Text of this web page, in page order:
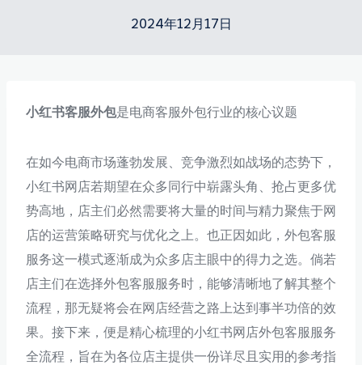
2024年12月17日
小红书客服外包是电商客服外包行业的核心议题
在如今电商市场蓬勃发展、竞争激烈如战场的态势下，
小红书网店若期望在众多同行中崭露头角、抢占更多优
势高地，店主们必然需要将大量的时间与精力聚焦于网
店的运营策略研究与优化之上。也正因如此，外包客服
服务这一模式逐渐成为众多店主眼中的得力之选。倘若
店主们在选择外包客服服务时，能够清晰地了解其整个
流程，那无疑将会在网店经营之路上达到事半功倍的效
果。接下来，便是精心梳理的小红书网店外包客服服务
全流程，旨在为各位店主提供一份详尽且实用的参考指